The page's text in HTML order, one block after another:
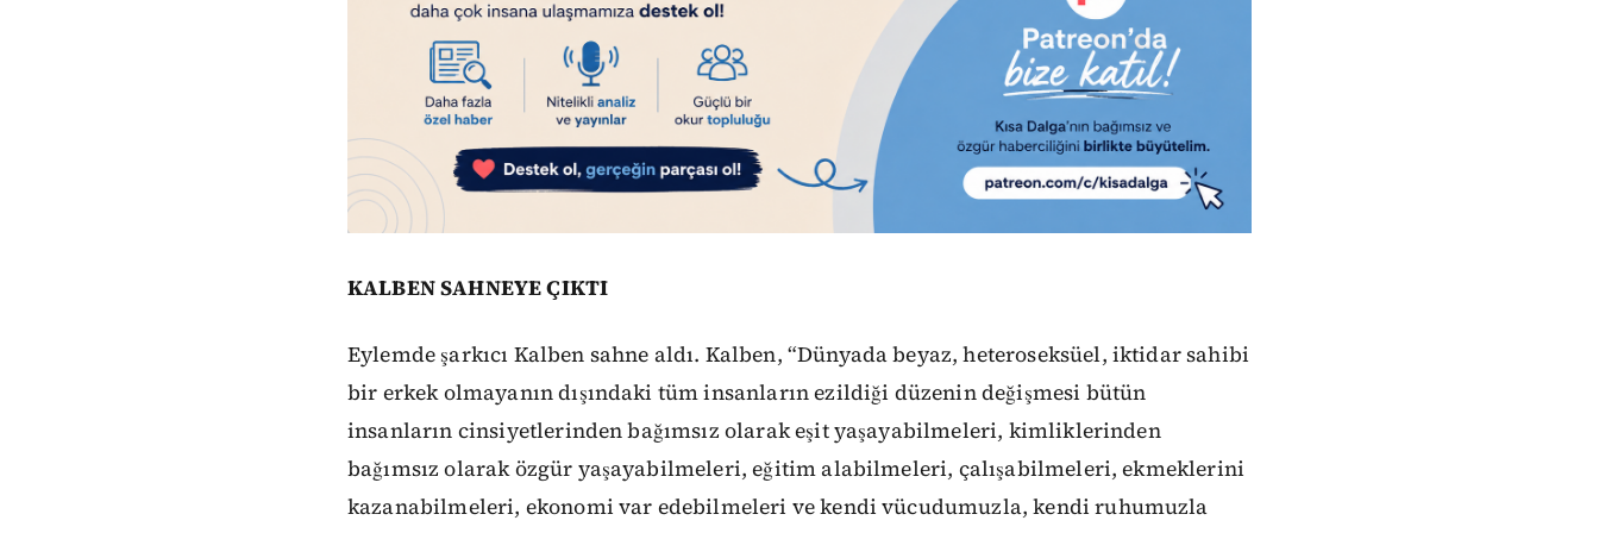
KALBEN SAHNEYE ÇIKTI
Eylemde şarkıcı Kalben sahne aldı. Kalben, “Dünyada beyaz, heteroseksüel, iktidar sahibi
bir erkek olmayanın dışındaki tüm insanların ezildiği düzenin değişmesi bütün
insanların cinsiyetlerinden bağımsız olarak eşit yaşayabilmeleri, kimliklerinden
bağımsız olarak özgür yaşayabilmeleri, eğitim alabilmeleri, çalışabilmeleri, ekmeklerini
kazanabilmeleri, ekonomi var edebilmeleri ve kendi vücudumuzla, kendi ruhumuzla